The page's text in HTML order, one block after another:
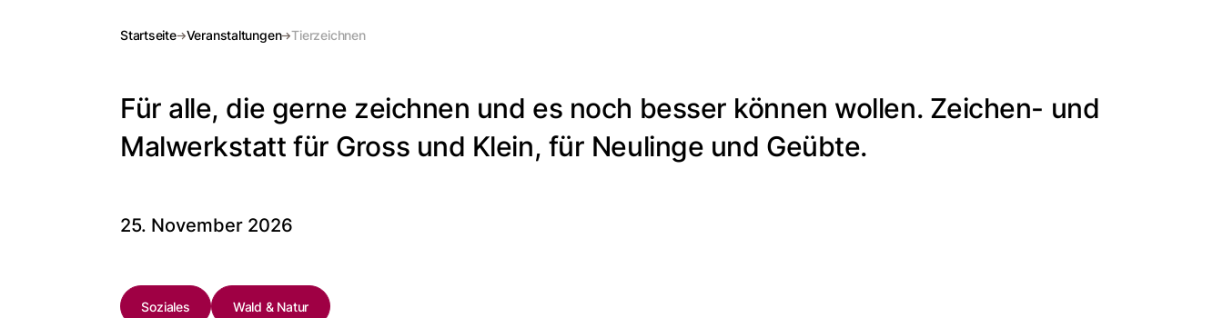
Startseite Veranstaltungen Tierzeichnen
Für alle, die gerne zeichnen und es noch besser können wollen. Zeichen- und
Malwerkstatt für Gross und Klein, für Neulinge und Geübte.
25. November 2026
Soziales Wald & Natur